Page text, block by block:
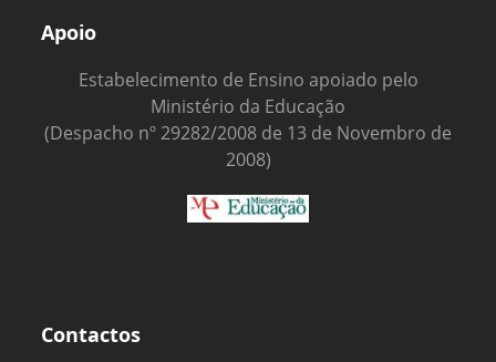
Apoio
Estabelecimento de Ensino apoiado pelo
Ministério da Educação
(Despacho nº 29282/2008 de 13 de Novembro de
2008)
Contactos